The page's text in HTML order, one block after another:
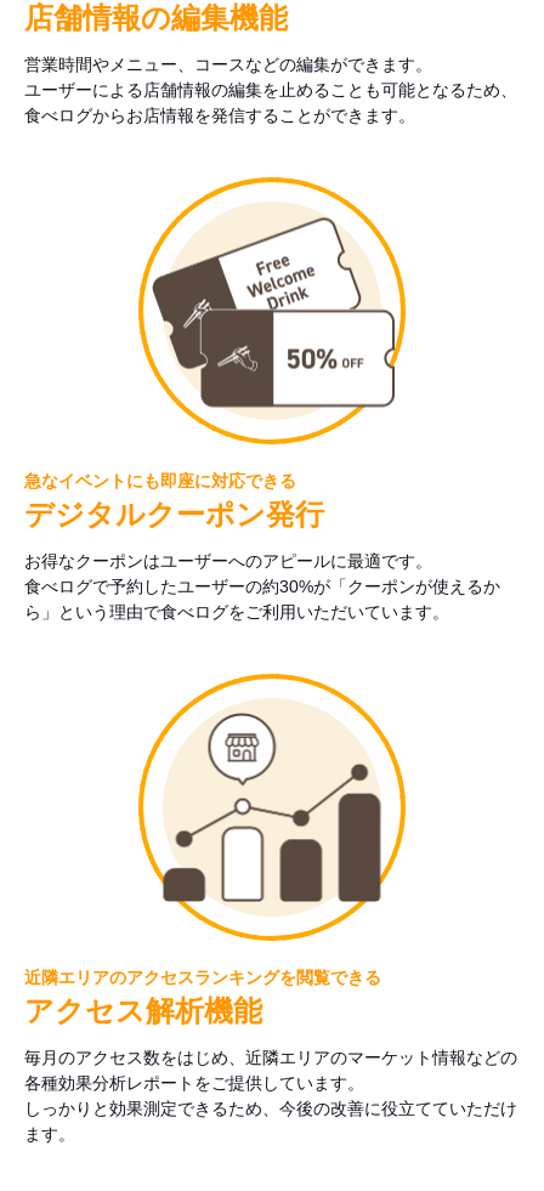
店舗情報の編集機能
営業時間やメニュー、コースなどの編集ができます。
ユーザーによる店舗情報の編集を止めることも可能となるため、
食べログからお店情報を発信することができます。
急なイベントにも即座に対応できる
デジタルクーポン発行
お得なクーポンはユーザーへのアピールに最適です。
食べログで予約したユーザーの約30%が「クーポンが使えるか
ら」という理由で食べログをご利用いただいています。
近隣エリアのアクセスランキングを閲覧できる
アクセス解析機能
毎月のアクセス数をはじめ、近隣エリアのマーケット情報などの
各種効果分析レポートをご提供しています。
しっかりと効果測定できるため、今後の改善に役立てていただけ
ます。